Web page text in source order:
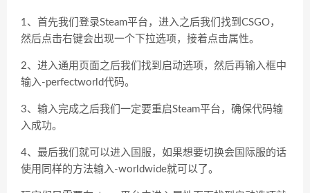
1、首先我们登录Steam平台，进入之后我们找到CSGO，
然后点击右键会出现一个下拉选项，接着点击属性。
2、进入通用页面之后我们找到启动选项，然后再输入框中
输入-perfectworld代码。
3、输入完成之后我们一定要重启Steam平台，确保代码输
入成功。
4、最后我们就可以进入国服，如果想要切换会国际服的话
使用同样的方法输入-worldwide就可以了。